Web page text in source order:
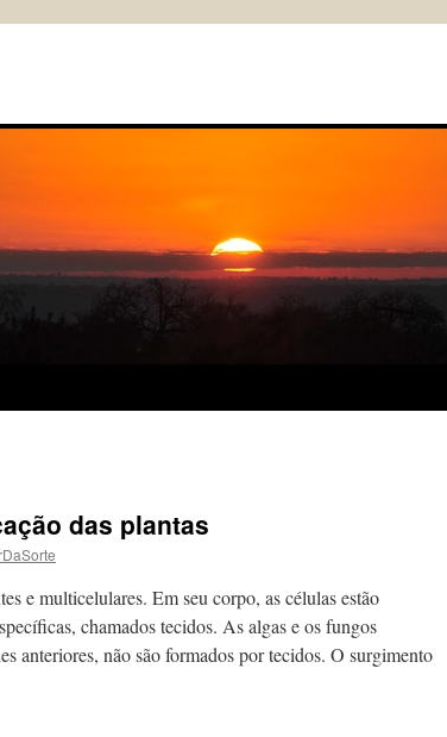
das plantas
e multicelulares. Em seu corpo, as células estão
chamados tecidos. As algas e os fungos
anteriores, não são formados por tecidos. O sur­gimento